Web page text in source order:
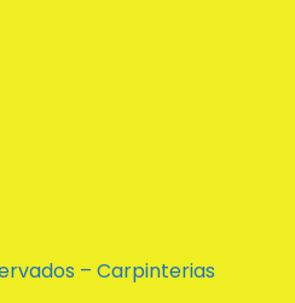
– Carpinterias